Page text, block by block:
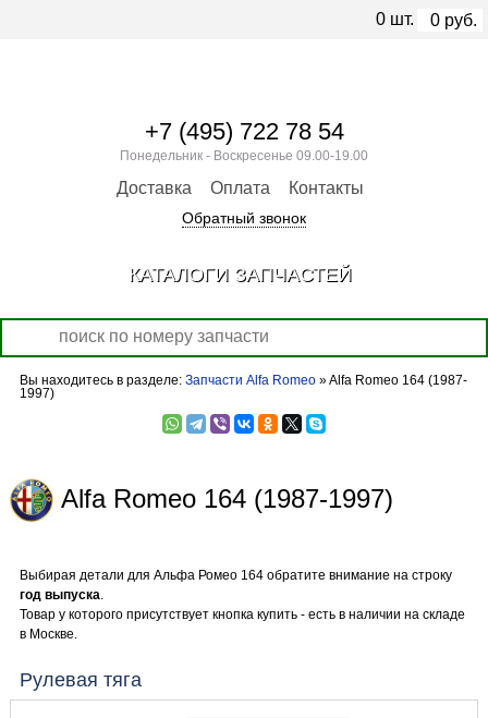
Вы находитесь в разделе: Запчасти Alfa Romeo» Alfa Romeo 164 (1987-
1997)
Alfa Romeo 164 (1987-1997)
Выбирая детали для Альфа Ромео 164 обратите внимание на строку
год выпуска.
Товар у которого присутствует кнопка купить - есть в наличии на складе
в Москве.
Рулевая тяга
+7 (495) 722 78 54
Понедельник - Воскресенье 09.00-19.00
Доставка Оплата Контакты
Обратный звонок
0 шт. 0 руб.
КАТАЛОГИ ЗАПЧАСТЕЙ